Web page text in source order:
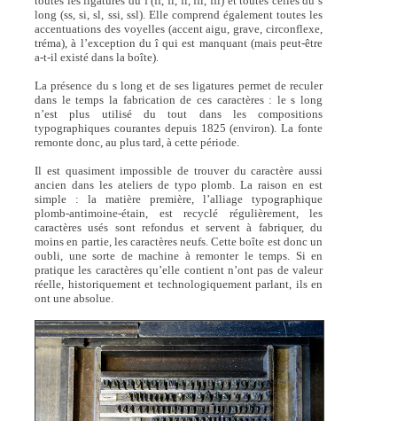
long (ss, si, sl, ssi, ssl). Elle comprend également toutes les
accentuations des voyelles (accent aigu, grave, circonflexe,
tréma), à l’exception du î qui est manquant (mais peut-être
a-t-il existé dans la boîte).
La présence du s long et de ses ligatures permet de reculer
dans le temps la fabrication de ces caractères : le s long
n’est plus utilisé du tout dans les compositions
typographiques courantes depuis 1825 (environ). La fonte
remonte donc, au plus tard, à cette période.
Il est quasiment impossible de trouver du caractère aussi
ancien dans les ateliers de typo plomb. La raison en est
simple : la matière première, l’alliage typographique
plomb-antimoine-étain, est recyclé régulièrement, les
caractères usés sont refondus et servent à fabriquer, du
moins en partie, les caractères neufs. Cette boîte est donc un
oubli, une sorte de machine à remonter le temps. Si en
pratique les caractères qu’elle contient n’ont pas de valeur
réelle, historiquement et technologiquement parlant, ils en
ont une absolue.